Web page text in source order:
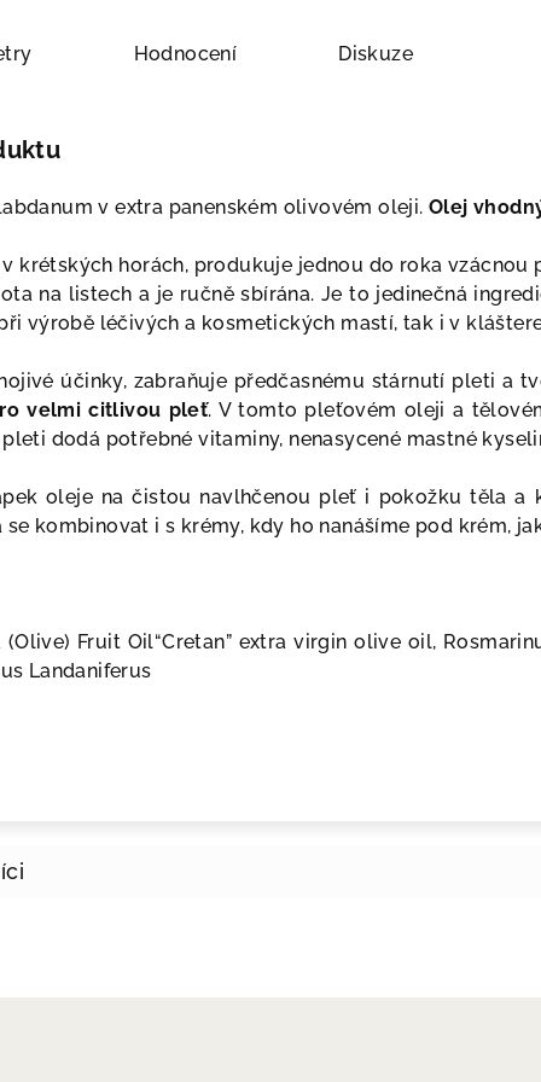
Hodnocení Diskuze
v extra panenském olivovém oleji. Olej
krétských horách, produkuje jednou do roka
na listech a je ručně sbírána. Je to jedinečná
výrobě léčivých a kosmetických mastí, tak i v
účinky, zabraňuje předčasnému stárnutí pleti a
velmi citlivou pleť. V tomto pleťovém oleji a
dodá potřebné vitaminy, nenasycené mastné
oleje na čistou navlhčenou pleť i pokožku těla a
se kombinovat i s krémy, kdy ho nanášíme pod krém,
(Olive) Fruit Oil“Cretan” extra virgin olive oil,
Landaniferus